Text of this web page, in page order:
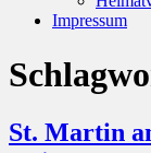
Impressum
St. Martin